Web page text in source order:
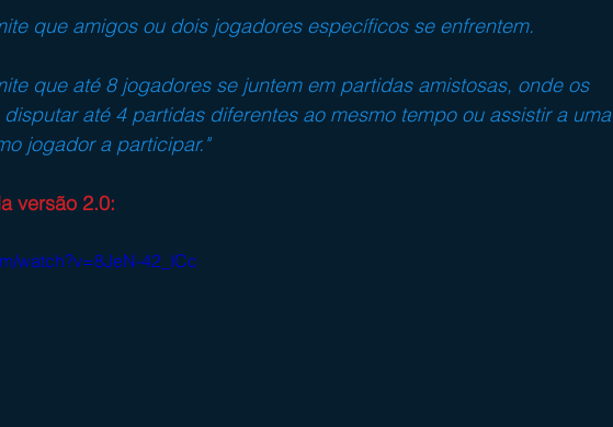
que amigos ou dois jogadores específicos se enfrentem.
que até 8 jogadores se juntem em partidas amistosas, onde os
até 4 partidas diferentes ao mesmo tempo ou assistir a uma
jogador a participar."
versão 2.0:
watch?v=8JeN-42_ICc